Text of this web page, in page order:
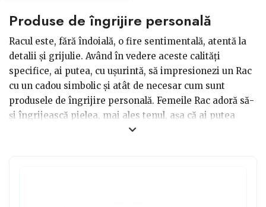
Produse de îngrijire personală
Racul este, fără îndoială, o fire sentimentală, atentă la
detalii și grijulie. Având în vedere aceste calități
specifice, ai putea, cu ușurintă, să impresionezi un Rac
cu un cadou simbolic și atât de necesar cum sunt
produsele de îngrijire personală. Femeile Rac adoră să-
și îngrijească pielea, mai ales tenul, așa că ai putea
opta pentru creme de față, emulsii, seruri hidratante,